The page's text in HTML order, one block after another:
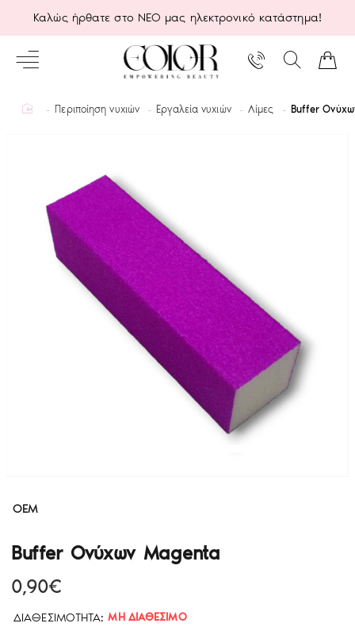
Καλώς ήρθατε στο ΝΕΟ μας ηλεκτρονικό κατάστημα!
homeΠεριποίηση νυχιών Εργαλεία νυχιών Λίμες Buffer
OEM
Buffer Ονύχων Magenta
ΔΙΑΘΕΣΙΜΌΤΗΤΑ: ΜΗ ΔΙΑΘΈΣΙΜΟ
0,90€